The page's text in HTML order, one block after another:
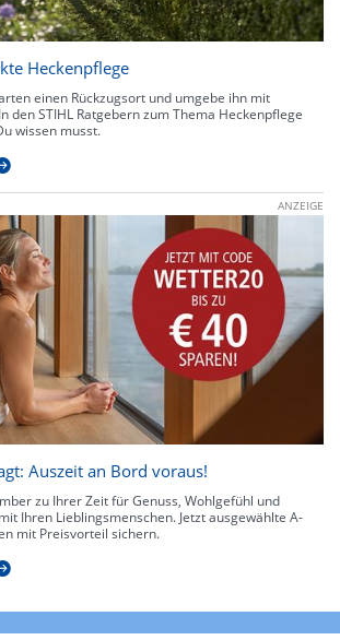
Heckenpflege
einen Rückzugsort und umgebe ihn mit
den STIHL Ratgebern zum Thema Heckenpflege
wissen musst.
ANZEIGE
Auszeit an Bord voraus!
zu Ihrer Zeit für Genuss, Wohlgefühl und
Ihren Lieblingsmenschen. Jetzt ausgewählte A-
mit Preisvorteil sichern.